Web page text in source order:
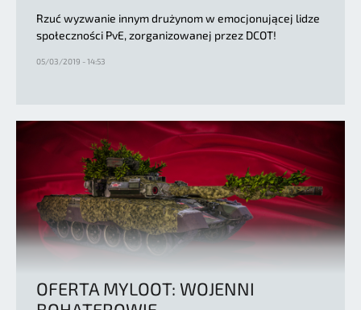
Rzuć wyzwanie innym drużynom w emocjonującej lidze
społeczności PvE, zorganizowanej przez DCOT!
05/03/2019 - 14:53
OFERTA MYLOOT: WOJENNI